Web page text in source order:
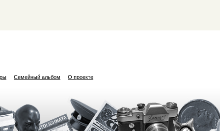
Семейный альбом О проекте